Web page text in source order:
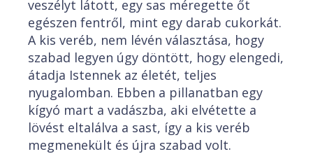
veszélyt látott, egy sas méregette őt
egészen fentről, mint egy darab cukorkát.
A kis veréb, nem lévén választása, hogy
szabad legyen úgy döntött, hogy elengedi,
átadja Istennek az életét, teljes
nyugalomban. Ebben a pillanatban egy
kígyó mart a vadászba, aki elvétette a
lövést eltalálva a sast, így a kis veréb
megmenekült és újra szabad volt.